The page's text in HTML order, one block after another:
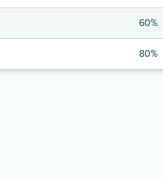
60%
80%